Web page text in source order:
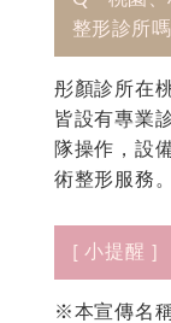
整形診所
彤顏診所在
皆設有專業
隊操作，設
術整形服務。
[ 小提醒 ]
※本宣傳名